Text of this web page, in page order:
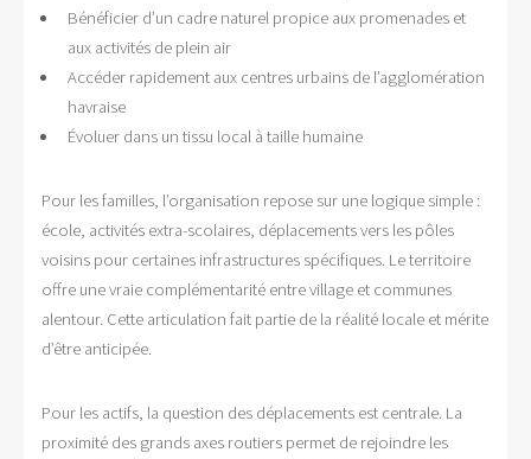
Bénéficier d’un cadre naturel propice aux promenades et
aux activités de plein air
Accéder rapidement aux centres urbains de l’agglomération
havraise
Évoluer dans un tissu local à taille humaine
Pour les familles, l’organisation repose sur une logique simple :
école, activités extra-scolaires, déplacements vers les pôles
voisins pour certaines infrastructures spécifiques. Le territoire
offre une vraie complémentarité entre village et communes
alentour. Cette articulation fait partie de la réalité locale et mérite
d’être anticipée.
Pour les actifs, la question des déplacements est centrale. La
proximité des grands axes routiers permet de rejoindre les